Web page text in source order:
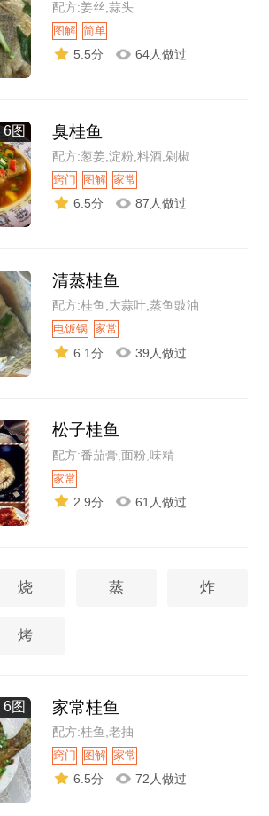
配方:姜丝,蒜头
图解 简单
5.5分 64人做过
6图 臭桂鱼
配方:葱姜,淀粉,料酒,剁椒
窍门 图解 家常
6.5分 87人做过
清蒸桂鱼
配方:桂鱼,大蒜叶,蒸鱼豉油
电饭锅 家常
6.1分 39人做过
松子桂鱼
配方:番茄膏,面粉,味精
家常
2.9分 61人做过
烧 蒸 炸
烤
6图 家常桂鱼
配方:桂鱼,老抽
窍门 图解 家常
6.5分 72人做过